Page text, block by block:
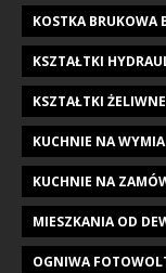
KOSTKA BRUKOWA
KSZTAŁTKI
KSZTAŁTKI
KUCHNIE NA
KUCHNIE NA
MIESZKANIA OD
OGNIWA